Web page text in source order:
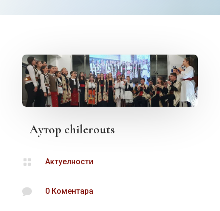
Аутор chilerouts
 Актуелности
 0 Коментара